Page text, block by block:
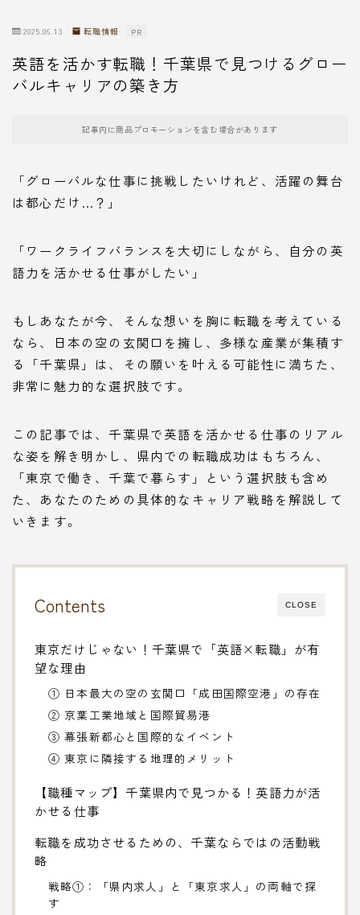
2025.06.13 転職情報 PR
英語を活かす転職！千葉県で見つけるグロー
バルキャリアの築き方
記事内に商品プロモーションを含む場合があります
「グローバルな仕事に挑戦したいけれど、活躍の舞台
は都心だけ…？」
「ワークライフバランスを大切にしながら、自分の英
語力を活かせる仕事がしたい」
もしあなたが今、そんな想いを胸に転職を考えている
なら、日本の空の玄関口を擁し、多様な産業が集積す
る「千葉県」は、その願いを叶える可能性に満ちた、
非常に魅力的な選択肢です。
この記事では、千葉県で英語を活かせる仕事のリアル
な姿を解き明かし、県内での転職成功はもちろん、
「東京で働き、千葉で暮らす」という選択肢も含め
た、あなたのための具体的なキャリア戦略を解説して
いきます。
CLOSE
Contents
東京だけじゃない！千葉県で「英語×転職」が有
望な理由
① 日本最大の空の玄関口「成田国際空港」の存在
② 京葉工業地域と国際貿易港
③ 幕張新都心と国際的なイベント
④ 東京に隣接する地理的メリット
【職種マップ】千葉県内で見つかる！英語力が活
かせる仕事
転職を成功させるための、千葉ならではの活動戦
略
戦略①：「県内求人」と「東京求人」の両軸で探
す